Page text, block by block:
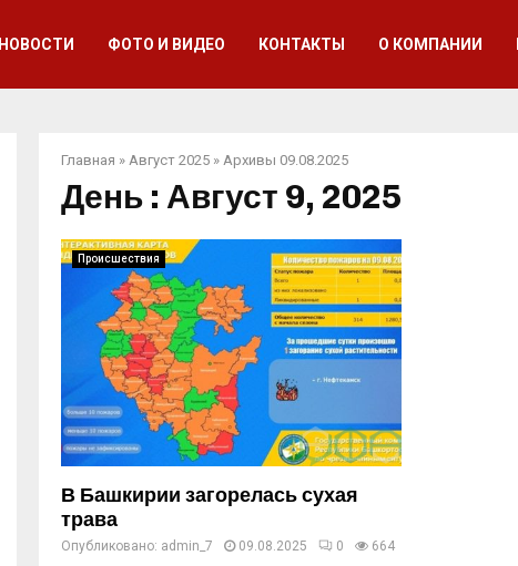
НОВОСТИ ФОТО И ВИДЕО КОНТАКТЫ О КОМПАНИИ
Главная » Август 2025 » Архивы 09.08.2025
День : Август 9, 2025
Происшествия
В Башкирии загорелась сухая
трава
Опубликовано: admin_7 09.08.2025 0 664